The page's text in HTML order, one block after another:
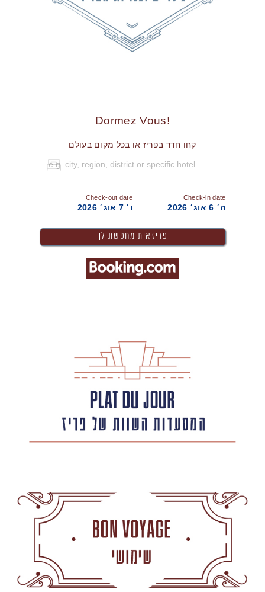
!Dormez Vous
קחו חדר בפריז או בכל מקום בעולם
Check-in date
ה׳ 6 אוג׳ 2026
Check-out date
ו׳ 7 אוג׳ 2026